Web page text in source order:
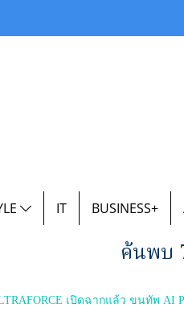
IT BUSINESS+
ค้นพบ
เปิดฉากแล้ว ขนทัพ AI